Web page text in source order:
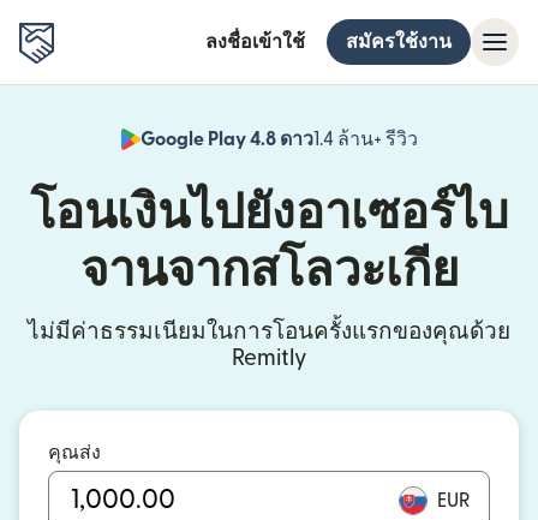
ลงชื่อเข้าใช้ สมัครใช้งาน
Google Play 4.8 ดาว1.4 ล้าน+ รีวิว
(เปิดในหน้าต่
โอนเงินไปยังอาเซอร์ไบ
จานจากสโลวะเกีย
ไม่มีค่าธรรมเนียมในการโอนครั้งแรกของคุณด้วย
Remitly
คุณส่ง
EUR